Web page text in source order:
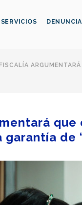
SERVICIOS
FISCALÍA
de